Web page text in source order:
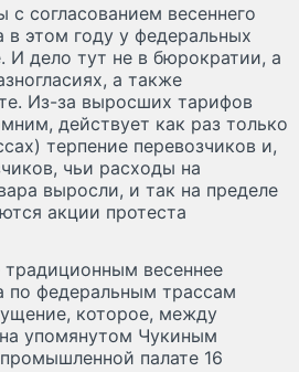
согласованием весеннего
в этом году у федеральных
И дело тут не в бюрократии, а
а также
Из-за выросших тарифов
действует как раз только
терпение перевозчиков и,
чьи расходы на
выросли, и так на пределе
акции протеста
весеннее
по федеральным трассам
которое, между
упомянутом Чукиным
палате 16